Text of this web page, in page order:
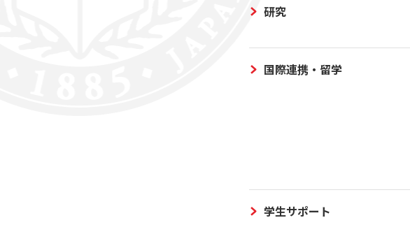
研究
国際連携・留学
学生サポート